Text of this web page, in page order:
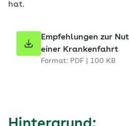
hat.
Empfehlungen zur
einer Krankenfahrt
Format: PDF | 100 KB